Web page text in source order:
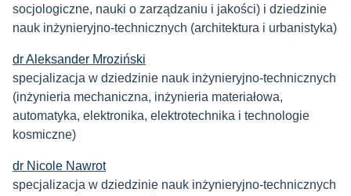
socjologiczne, nauki o zarządzaniu i jakości) i dziedzinie
nauk inżynieryjno-technicznych (architektura i urbanistyka)
dr Aleksander Mroziński
specjalizacja w dziedzinie nauk inżynieryjno-technicznych
(inżynieria mechaniczna, inżynieria materiałowa,
automatyka, elektronika, elektrotechnika i technologie
kosmiczne)
dr Nicole Nawrot
specjalizacja w dziedzinie nauk inżynieryjno-technicznych